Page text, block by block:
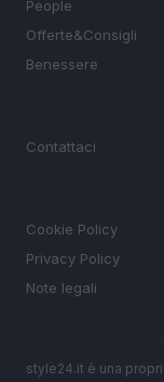
People
Offerte&Consigli
Benessere
Contattaci
Cookie Policy
Privacy Policy
Note legali
style24.it è una